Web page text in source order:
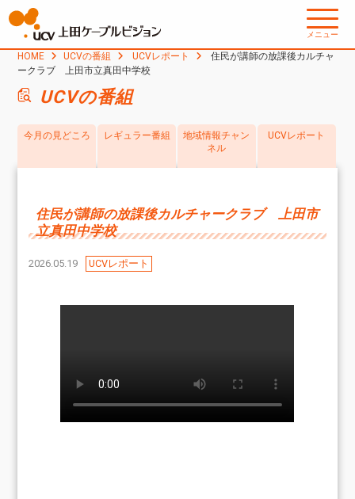
メニュー
HOME UCVの番組 UCVレポート
住民が講師の放課後カルチャ
ークラブ 上田市立真田中学校
UCVの番組
今月の見どころ レギュラー番組
地域情報チャン
ネル
UCVレポート
住民が講師の放課後カルチャークラブ 上田市
立真田中学校
2026.05.19 UCVレポート